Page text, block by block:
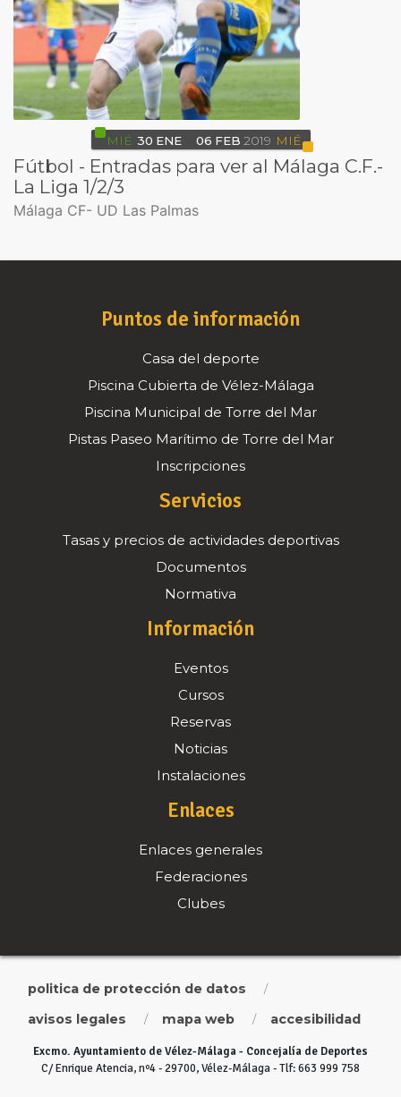
MIÉ 30 ENE 06 FEB 2019 MIÉ
Fútbol - Entradas para ver al Málaga C.F.-
La Liga 1/2/3
Málaga CF- UD Las Palmas
Puntos de información
Casa del deporte
Piscina Cubierta de Vélez-Málaga
Piscina Municipal de Torre del Mar
Pistas Paseo Marítimo de Torre del Mar
Inscripciones
Servicios
Tasas y precios de actividades deportivas
Documentos
Normativa
Información
Eventos
Cursos
Reservas
Noticias
Instalaciones
Enlaces
Enlaces generales
Federaciones
Clubes
politica de protección de datos /
avisos legales / mapa web / accesibilidad
Excmo. Ayuntamiento de Vélez-Málaga - Concejalía de Deportes
C/ Enrique Atencia, nº4 - 29700, Vélez-Málaga - Tlf: 663 999 758